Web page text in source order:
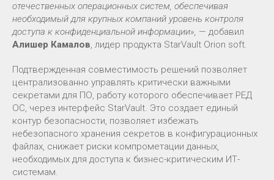
отечественных операционных систем, обеспечивая
необходимый для крупных компаний уровень контроля
доступа к конфиденциальной информации», — добавил
Алишер Камалов, лидер продукта StarVault Orion soft.
Подтвержденная совместимость решений позволяет
централизованно управлять критически важными
секретами для ПО, работу которого обеспечивает РЕД
ОС, через интерфейс StarVault. Это создает единый
контур безопасности, позволяет избежать
небезопасного хранения секретов в конфигурационных
файлах, снижает риски компрометации данных,
необходимых для доступа к бизнес-критическим ИТ-
системам.